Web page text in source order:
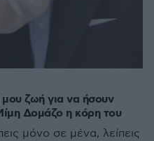
ζωή για να ήσουν
Δομάζο η κόρη του
μόνο σε μένα, λείπεις